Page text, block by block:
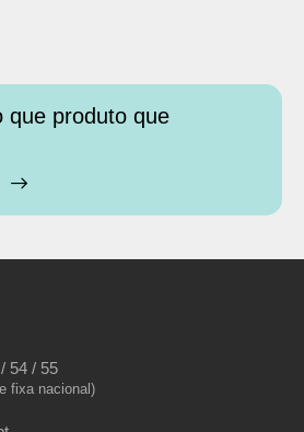
que produto que
54 / 55
fixa nacional)